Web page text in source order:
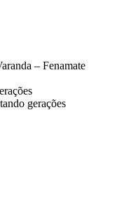
– Fenamate
gerações